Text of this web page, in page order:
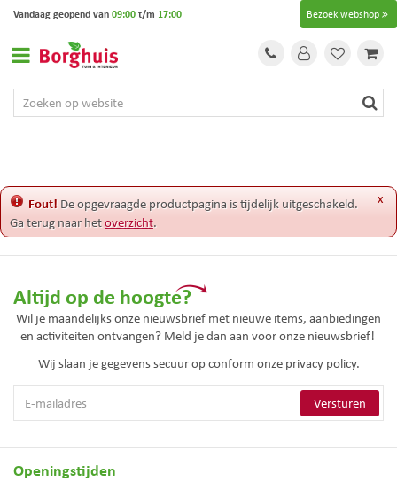
e
t
Bezoek webshop
Vandaag geopend van09:00t/m 17:00
x
Fout! De opgevraagde productpagina is tijdelijk uitgeschakeld.
Ga terug naar hetoverzicht.
Altijd op de hoogte?
Wil je maandelijks onze nieuwsbrief met nieuwe items, aanbiedingen
en activiteiten ontvangen? Meld je dan aan voor onze nieuwsbrief!
Wij slaan je gegevens secuur op conform onze privacy policy.
Openingstijden